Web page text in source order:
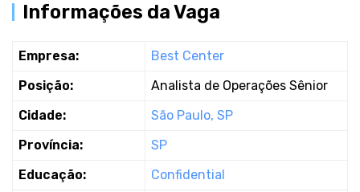
Informações da Vaga
Empresa:
Best Center
Posição:
Analista de Operações Sênior
Cidade:
São Paulo, SP
Província:
SP
Educação:
Confidential